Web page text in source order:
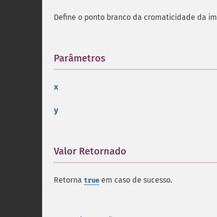
Define o ponto branco da cromaticidade da
Parâmetros
x
y
Valor Retornado
Retorna true em caso de sucesso.